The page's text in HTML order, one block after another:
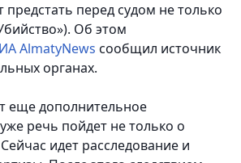
перед судом не только
Об этом
ИА AlmatyNews сообщил источник
органах.
еще дополнительное
речь пойдет не только о
идет расследование и